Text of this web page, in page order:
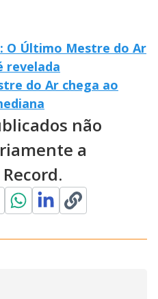
O Último Mestre do Ar
revelada
do Ar chega ao
não
a